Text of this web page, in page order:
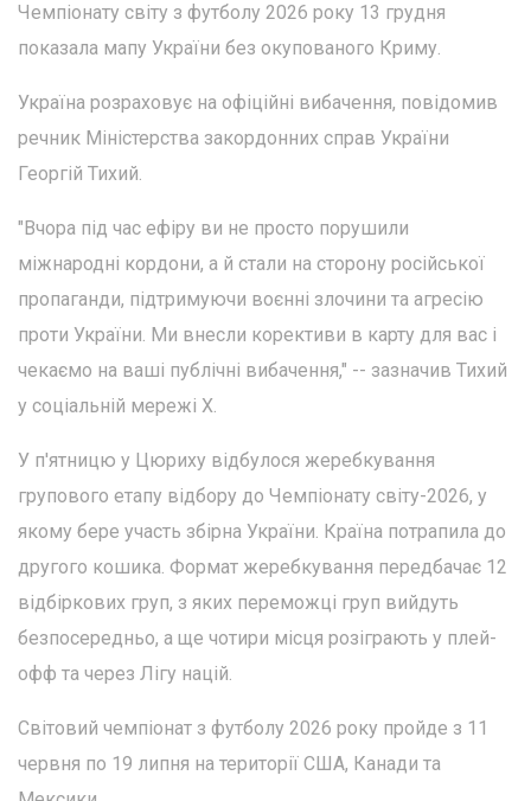
Чемпіонату світу з футболу 2026 року 13 грудня
показала мапу України без окупованого Криму.
Україна розраховує на офіційні вибачення, повідомив
речник Міністерства закордонних справ України
Георгій Тихий.
"Вчора під час ефіру ви не просто порушили
міжнародні кордони, а й стали на сторону російської
пропаганди, підтримуючи воєнні злочини та агресію
проти України. Ми внесли корективи в карту для вас і
чекаємо на ваші публічні вибачення," -- зазначив Тихий
у соціальній мережі Х.
У п'ятницю у Цюриху відбулося жеребкування
групового етапу відбору до Чемпіонату світу-2026, у
якому бере участь збірна України. Країна потрапила до
другого кошика. Формат жеребкування передбачає 12
відбіркових груп, з яких переможці груп вийдуть
безпосередньо, а ще чотири місця розіграють у плей-
офф та через Лігу націй.
Світовий чемпіонат з футболу 2026 року пройде з 11
червня по 19 липня на території США, Канади та